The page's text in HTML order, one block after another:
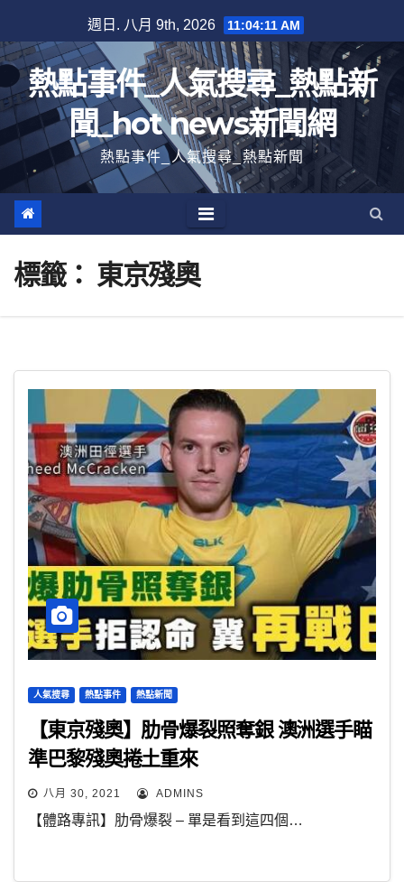
至
內
容
週日. 八月 9th, 2026 11:04:12 AM
熱點事件_人氣搜尋_熱點新
聞_hot news新聞網
熱點事件_人氣搜尋_熱點新聞
標籤： 東京殘奧
人氣搜尋 熱點事件 熱點新聞
【東京殘奧】肋骨爆裂照奪銀 澳洲選手瞄
準巴黎殘奧捲土重來
八月 30, 2021 ADMINS
【體路專訊】肋骨爆裂 – 單是看到這四個…